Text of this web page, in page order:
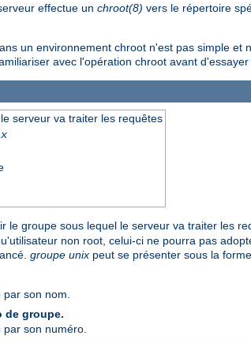
effectue un chroot(8) vers le répertoire
un environnement chroot n'est pas simple
avec l'opération chroot avant
serveur va traiter les requêtes
le groupe sous lequel le serveur va traiter les
non root, celui-ci ne pourra pas
groupe unix peut se présenter sous la
son nom.
de groupe.
son numéro.